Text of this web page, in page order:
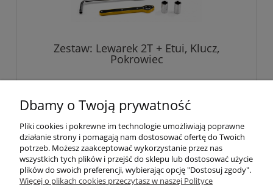
Zestaw: Lewarek 2T + Etui, Klucz,
Pokrowiec
do koszyka
Pomoc
Dbamy o Twoją prywatność
Pliki cookies i pokrewne im technologie umożliwiają poprawne
działanie strony i pomagają nam dostosować ofertę do Twoich
potrzeb. Możesz zaakceptować wykorzystanie przez nas
wszystkich tych plików i przejść do sklepu lub dostosować użycie
plików do swoich preferencji, wybierając opcję "Dostosuj zgody".
Więcej o plikach cookies przeczytasz w naszej Polityce